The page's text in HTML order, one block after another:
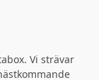
Vi strävar